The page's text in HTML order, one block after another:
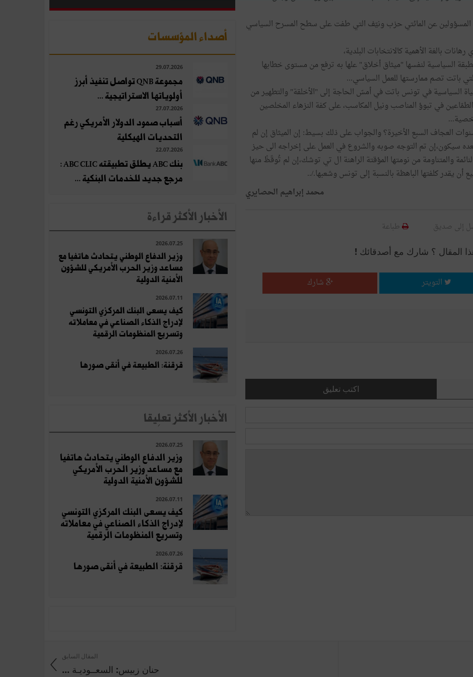
المسؤولين عن المائتي حزب ونيّف التي طفت على سطح المسرح السياسي
بالغة الأهمية كالانتخابات البلدية،
السياسية لنفسها "ميثاق أخلاق" علها به ترفع من مستوى خطابها
باتت تصم ممارستها للعمل السياسي...
السياسية في تونس باتت في أمسّ الحاجة إلى "الأخلقة" والتطهير من
في تبوؤ المناصب ونيل المكاسب، على كفة النزهاء المخلصين
العجاف السبع الأخيرة؟ والجواب على ذلك بسيط: إن الميثاق إن لم
سيكون،إن تم التوجه صوبه والشروع في العمل على إخراجه الى حيز
والمتناومة من نومتها المؤقتة الراهنة ال تي توشك،إن لم تُوقَظْ منها
أن يقدر كلفتها الباهظة بالنسبة إلى تونس وشعبها./..
محمد إبراهيم الحصايري
إلى صديق طباعة
المقال ؟ شارك مع أصدقائك !
التويتر شارك
اكتب تعليق
أصداء المؤسسات
29.07.2026
مجموعة QNB تواصل تنفيذ أبرز
أولوياتها الاستراتيجية ...
27.07.2026
أسباب صمود الدولار الأمريكي رغم
التحديات الهيكلية
22.07.2026
بنك ABC يطلق تطبيقته ABC CLIC :
مرجع جديد للخدمات البنكية ...
الأخبار الأكثر قراءة
2026.07.25
وزير الدفاع الوطني يتحادث هاتفيا مع
مساعد وزير الحرب الأمريكي للشؤون
الأمنية الدولية
2026.07.11
كيف يسعى البنك المركزي التونسي
لإدراج الذكاء الصناعي في معاملاته
وتسريع المنظومات الرقمية
2026.07.26
قرقنة: الطبيعة في أنقى صورها
الأخبار الأكثر تعلِيقا
2026.07.25
وزير الدفاع الوطني يتحادث هاتفيا
مع مساعد وزير الحرب الأمريكي
للشؤون الأمنية الدولية
2026.07.11
كيف يسعى البنك المركزي التونسي
لإدراج الذكاء الصناعي في معاملاته
وتسريع المنظومات الرقمية
2026.07.26
قرقنة: الطبيعة في أنقى صورها
المقال السابق
حنان زبيس: السعــوديـة ...